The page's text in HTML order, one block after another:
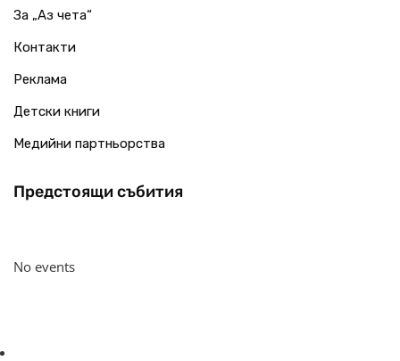
За „Аз чета“
Контакти
Реклама
Детски книги
Медийни партньорства
Предстоящи събития
No events